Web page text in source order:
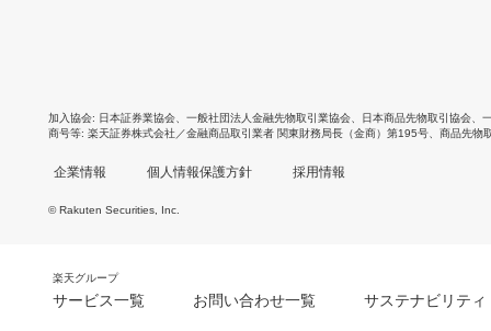
加入協会 日本証券業協会 一般社団法人金融先物取引業協会 日本商品先物取引協会
商号等 楽天証券株式会社／金融商品取引業者 関東財務局長（金商）第195号、商品先物
企業情報 個人情報保護方針 採用情報
© Rakuten Securities, Inc.
楽天グループ
サービス一覧 お問い合わせ一覧 サステナビリティ